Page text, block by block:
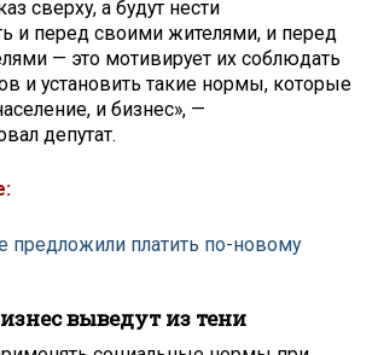
сверху, а будут нести
и перед своими жителями, и перед
— это мотивирует их соблюдать
и установить такие нормы, которые
и бизнес», —
депутат.
предложили платить по-новому
выведут из тени